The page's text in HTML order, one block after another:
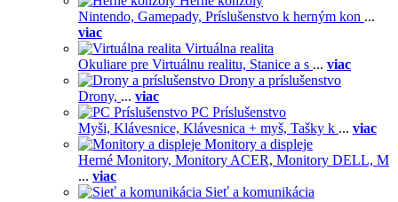
Nintendo, Gamepady, Príslušenstvo k herným kon ...
viac
Virtuálna realita
Okuliare pre Virtuálnu realitu, Stanice a s ... viac
Drony a príslušenstvo
Drony, ... viac
PC Príslušenstvo
Myši, Klávesnice, Klávesnica + myš, Tašky k ... viac
Monitory a displeje
Herné Monitory, Monitory ACER, Monitory DELL, M
... viac
Sieť a komunikácia